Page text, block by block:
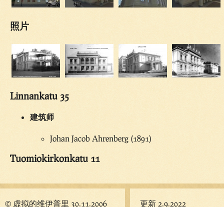
照片
Linnankatu 35
建筑师
Johan Jacob Ahrenberg (1891)
Tuomiokirkonkatu 11
© 虚拟的维伊普里 30.11.2006 更新 2.9.2022